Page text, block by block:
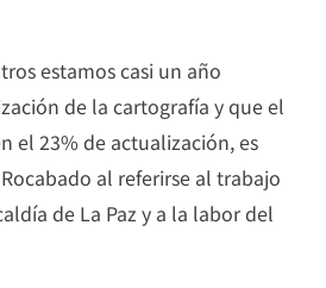
estamos casi un año
de la cartografía y que el
el 23% de actualización, es
al referirse al trabajo
de La Paz y a la labor del